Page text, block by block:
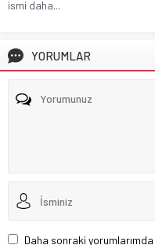
ismi daha...
YORUMLAR
Daha sonraki